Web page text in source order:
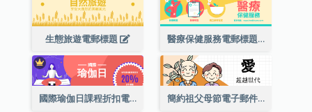
生態旅遊電郵標題 醫療保健服務電郵標題
國際瑜伽日課程折扣電子郵件標題 簡約祖父母節電子郵件標題